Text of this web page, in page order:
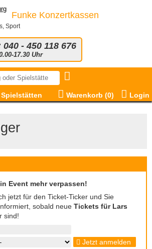
Funke Konzertkassen
Sport
- 450 118 676
17.30 Uhr
Spielstätten Warenkorb (0) Login
Event mehr verpassen!
jetzt für den Ticket-Ticker und Sie
sobald neue Tickets für Lars
sind!
Jetzt anmelden